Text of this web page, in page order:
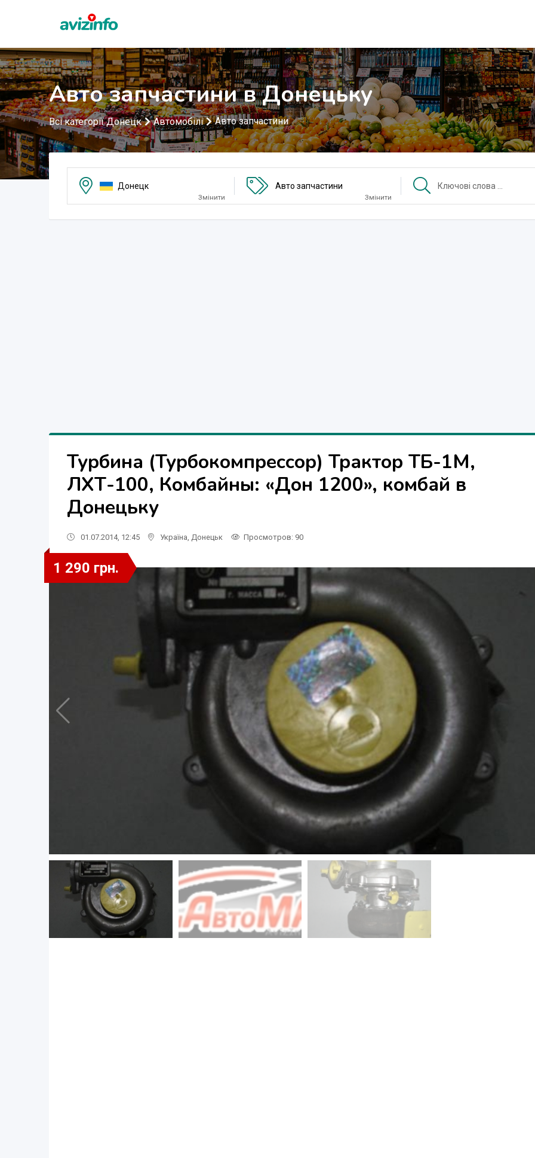
Авто запчастини в Донецьку
Всі категорії Донецк Автомобілі Авто запчастини
Донецк
Змінити
Авто запчастини
Змінити
Турбина (Турбокомпрессор) Трактор ТБ-1М,
ЛХТ-100, Комбайны: «Дон 1200», комбай в
Донецьку
01.07.2014, 12:45 Україна Донецьк Просмотров: 90
1 290 грн.